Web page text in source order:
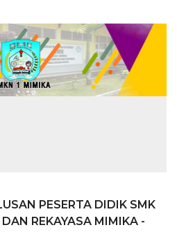
PESERTA DIDIK SMK
REKAYASA MIMIKA -